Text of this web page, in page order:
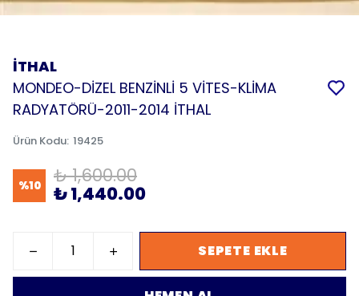
İTHAL
MONDEO-DİZEL BENZİNLİ 5 VİTES-KLİMA
RADYATÖRÜ-2011-2014 İTHAL
Ürün Kodu: 19425
%10 ₺ 1,600.00
₺ 1,440.00
SEPETE EKLE